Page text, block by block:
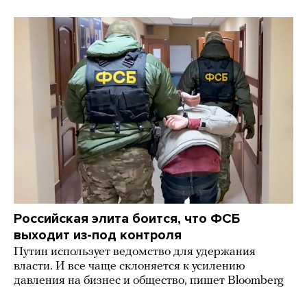
Российская элита боится, что ФСБ
выходит из-под контроля
Путин использует ведомство для удержания
власти. И все чаще склоняется к усилению
давления на бизнес и общество, пишет Bloomberg